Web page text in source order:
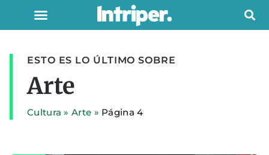
ESTO ES LO ÚLTIMO SOBRE
Arte
Cultura »Arte » Página 4